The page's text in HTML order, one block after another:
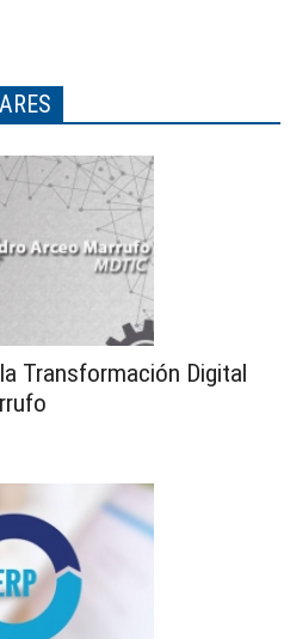
Transformación Digital